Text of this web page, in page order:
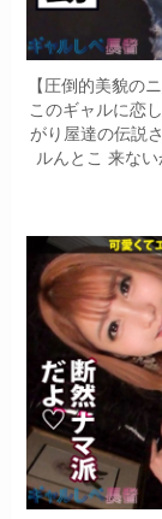
【圧倒的美貌の
このギャルに恋
がり屋達の伝説
ルんとこ 来な